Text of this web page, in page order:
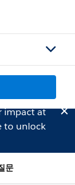
impact at
to unlock
문